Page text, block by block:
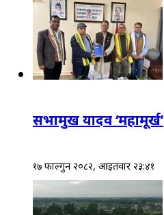
सभामुख यादव ‘महामूर्ख’
१७ फाल्गुन २०८२, आईतवार २३:४१